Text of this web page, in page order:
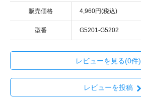
販売価格 4,960円(税込)
型番 G5201-G5202
レビューを見る(0件)
レビューを投稿